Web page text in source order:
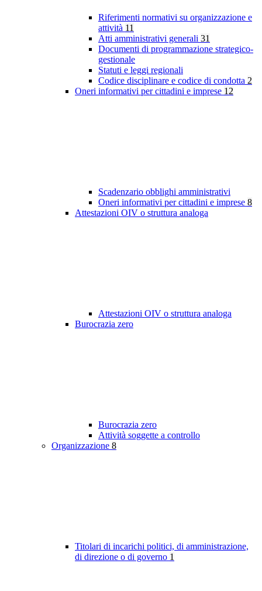
Riferimenti normativi su organizzazione e
attività 11
Atti amministrativi generali 31
Documenti di programmazione strategico-
gestionale
Statuti e leggi regionali
Codice disciplinare e codice di condotta 2
Oneri informativi per cittadini e imprese 12
Scadenzario obblighi amministrativi
Oneri informativi per cittadini e imprese 8
Attestazioni OIV o struttura analoga
Attestazioni OIV o struttura analoga
Burocrazia zero
Burocrazia zero
Attività soggette a controllo
Organizzazione 8
Titolari di incarichi politici, di amministrazione,
di direzione o di governo 1